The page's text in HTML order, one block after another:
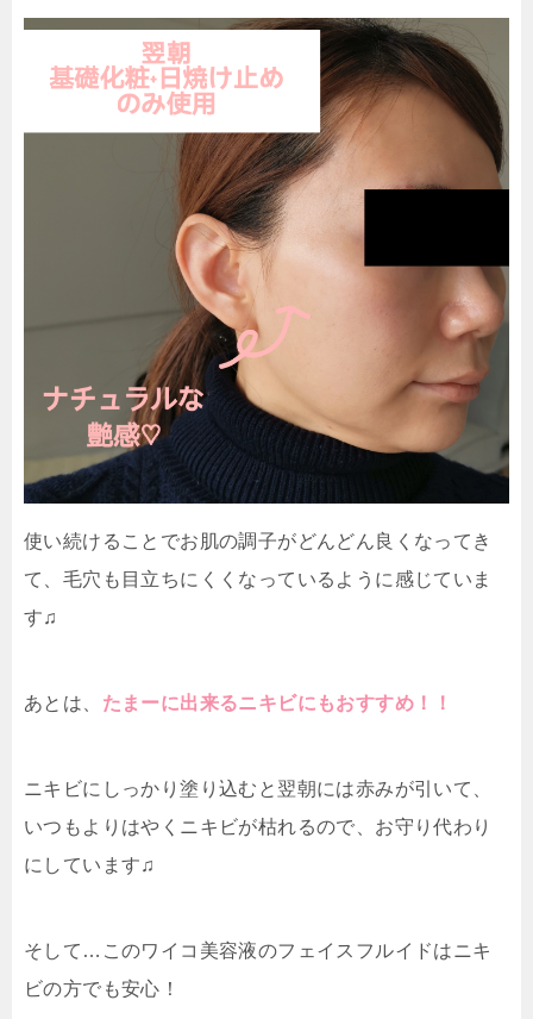
使い続けることでお肌の調子がどんどん良くなってき
て、毛穴も目立ちにくくなっているように感じていま
す♫
あとは、 たまーに出来るニキビにもおすすめ！！
ニキビにしっかり塗り込むと翌朝には赤みが引いて、
いつもよりはやくニキビが枯れるので、お守り代わり
にしています♫
そして…このワイコ美容液のフェイスフルイドはニキ
ビの方でも安心！